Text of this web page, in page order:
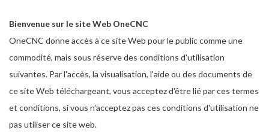
Bienvenue sur le site Web OneCNC
OneCNC donne accès à ce site Web pour le public comme une
commodité, mais sous réserve des conditions d'utilisation
suivantes. Par l'accès, la visualisation, l'aide ou des documents de
ce site Web téléchargeant, vous acceptez d'être lié par ces termes
et conditions, si vous n'acceptez pas ces conditions d'utilisation ne
pas utiliser ce site web.